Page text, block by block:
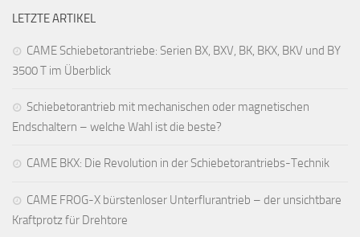
LETZTE ARTIKEL
CAME Schiebetorantriebe: Serien BX, BXV, BK, BKX, BKV und BY
3500 T im Überblick
Schiebetorantrieb mit mechanischen oder magnetischen
Endschaltern – welche Wahl ist die beste?
CAME BKX: Die Revolution in der Schiebetorantriebs-Technik
CAME FROG-X bürstenloser Unterflurantrieb – der unsichtbare
Kraftprotz für Drehtore